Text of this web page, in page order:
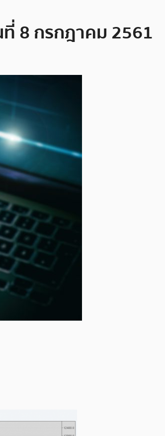
ที่ 8 กรกฎาคม 2561